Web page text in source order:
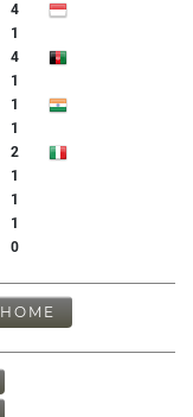
4
1
4
1
1
1
2
1
1
1
0
HOME